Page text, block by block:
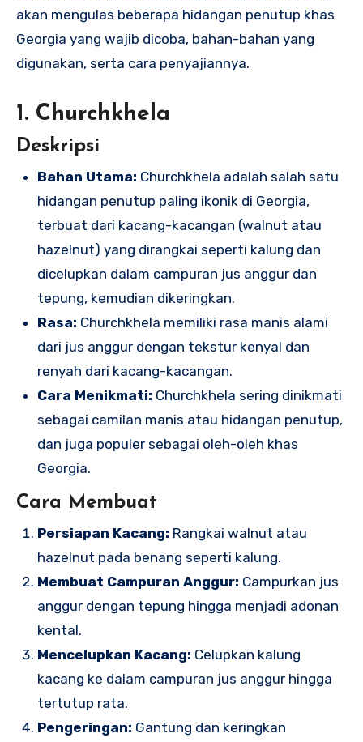
akan mengulas beberapa hidangan penutup khas
Georgia yang wajib dicoba, bahan-bahan yang
digunakan, serta cara penyajiannya.
1. Churchkhela
Deskripsi
Bahan Utama: Churchkhela adalah salah satu
hidangan penutup paling ikonik di Georgia,
terbuat dari kacang-kacangan (walnut atau
hazelnut) yang dirangkai seperti kalung dan
dicelupkan dalam campuran jus anggur dan
tepung, kemudian dikeringkan.
Rasa: Churchkhela memiliki rasa manis alami
dari jus anggur dengan tekstur kenyal dan
renyah dari kacang-kacangan.
Cara Menikmati: Churchkhela sering dinikmati
sebagai camilan manis atau hidangan penutup,
dan juga populer sebagai oleh-oleh khas
Georgia.
Cara Membuat
Persiapan Kacang: Rangkai walnut atau
hazelnut pada benang seperti kalung.
Membuat Campuran Anggur: Campurkan jus
anggur dengan tepung hingga menjadi adonan
kental.
Mencelupkan Kacang: Celupkan kalung
kacang ke dalam campuran jus anggur hingga
tertutup rata.
Pengeringan: Gantung dan keringkan